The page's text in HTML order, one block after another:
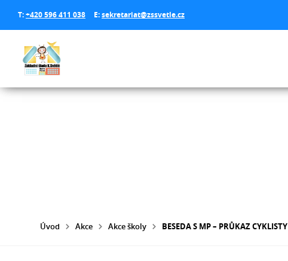
T:+420 596 411 038 E:sekretariat@zssvetle.cz
Úvod Akce Akce školy BESEDA S MP – PRŮKAZ CYKLISTY